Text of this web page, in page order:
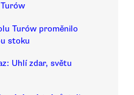
Turów proměnilo
stoku
Uhlí zdar, světu